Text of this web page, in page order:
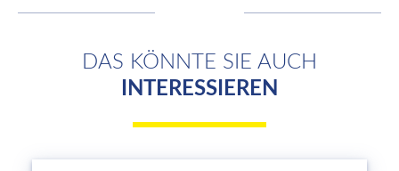
DAS KÖNNTE SIE AUCH
INTERESSIEREN